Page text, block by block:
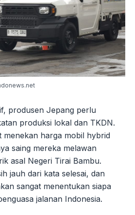
produsen Jepang perlu
produksi lokal dan TKDN.
menekan harga mobil hybrid
saing mereka melawan
asal Negeri Tirai Bambu.
jauh dari kata selesai, dan
sangat menentukan siapa
jalanan Indonesia.